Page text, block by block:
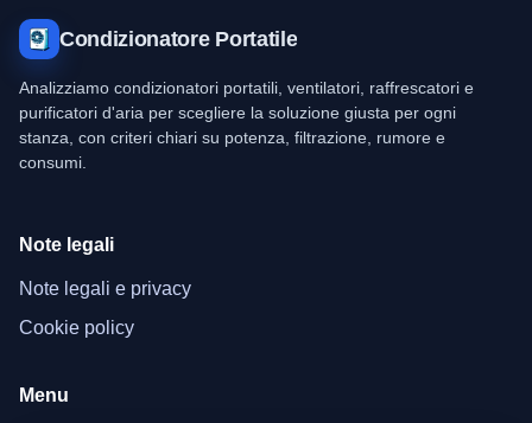
Condizionatore Portatile
Analizziamo condizionatori portatili, ventilatori, raffrescatori e
purificatori d'aria per scegliere la soluzione giusta per ogni
stanza, con criteri chiari su potenza, filtrazione, rumore e
consumi.
Note legali
Note legali e privacy
Cookie policy
Menu